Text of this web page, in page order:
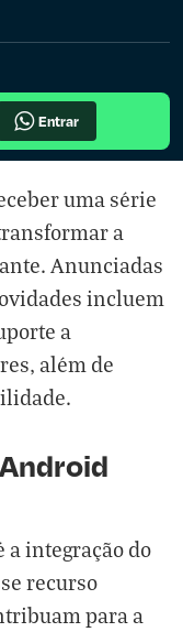
Entrar
uma série
a
Anunciadas
incluem
a
além de
integração do
recurso
para a